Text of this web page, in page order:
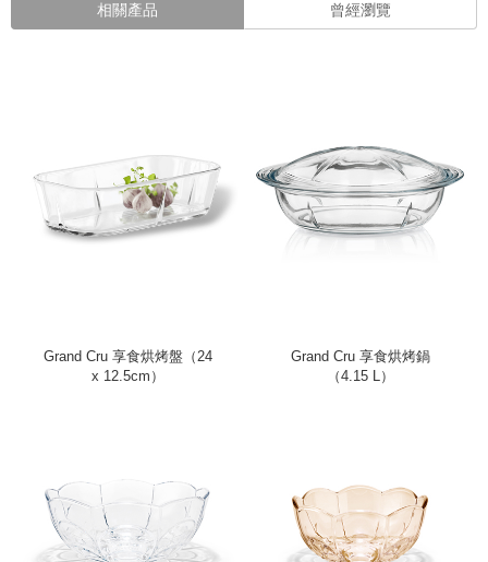
相關產品 曾經瀏覽
Grand Cru 享食烘烤盤（24
x 12.5cm）
Grand Cru 享食烘烤鍋
（4.15 L）